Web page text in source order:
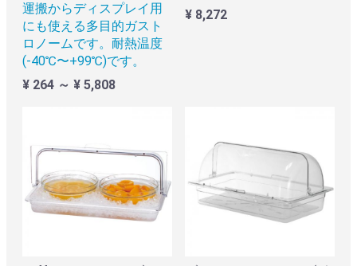
運搬からディスプレイ用
にも使える多目的ガスト
ロノームです。耐熱温度
(-40℃〜+99℃)です。
¥ 264 ～ ¥ 5,808
¥ 8,272